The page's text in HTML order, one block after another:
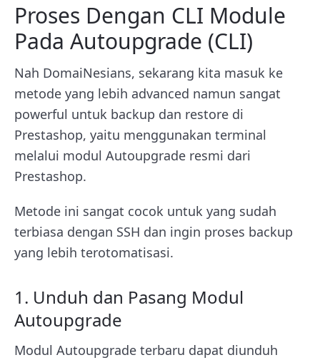
Proses Dengan CLI Module
Pada Autoupgrade (CLI)
Nah DomaiNesians, sekarang kita masuk ke
metode yang lebih advanced namun sangat
powerful untuk backup dan restore di
Prestashop, yaitu menggunakan terminal
melalui modul Autoupgrade resmi dari
Prestashop.
Metode ini sangat cocok untuk yang sudah
terbiasa dengan SSH dan ingin proses backup
yang lebih terotomatisasi.
1. Unduh dan Pasang Modul
Autoupgrade
Modul Autoupgrade terbaru dapat diunduh